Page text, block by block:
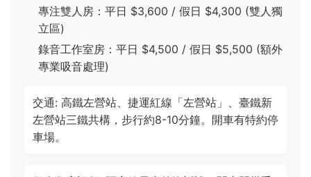
專注雙人房：平日 $3,600 / 假日 $4,300 (雙人獨
立區)
錄音工作室房：平日 $4,500 / 假日 $5,500 (額外
專業吸音處理)
交通: 高鐵左營站、捷運紅線「左營站」、臺鐵新
左營站三鐵共構，步行約8-10分鐘。開車有特約停
車場。